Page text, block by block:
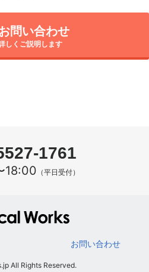
問い合わせ
しくご説明します
1761
18:00 （平日受付）
お問い合わせ
All Rights Reserved.